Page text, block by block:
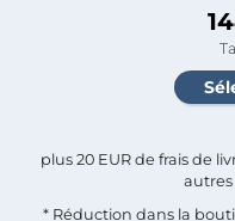
plus 20 EUR de frais de
autres
* Réduction dans la